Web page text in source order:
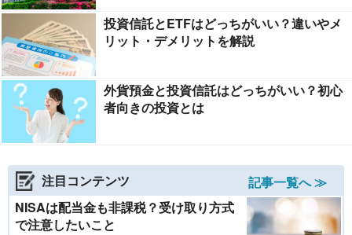
投資信託とETFはどっちがいい？違いやメ
リット・デメリットを解説
外貨預金と投資信託はどっちがいい？初心
者向きの投資とは
注目コンテンツ
記事一覧へ ≫
NISAは配当金も非課税？受け取り方式
で注意したいこと